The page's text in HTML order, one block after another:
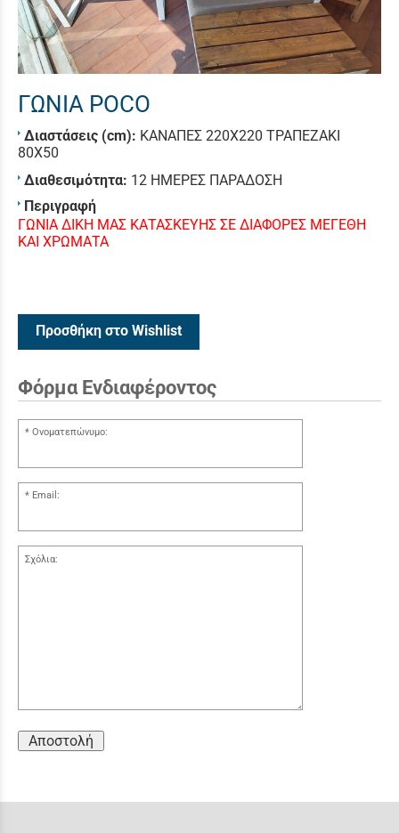
ΓΩΝΙΑ POCO
Διαστάσεις (cm): ΚΑΝΑΠΕΣ 220Χ220 ΤΡΑΠΕΖΑΚΙ
80Χ50
Διαθεσιμότητα: 12 ΗΜΕΡΕΣ ΠΑΡΑΔΟΣΗ
Περιγραφή
ΓΩΝΙΑ ΔΙΚΗ ΜΑΣ ΚΑΤΑΣΚΕΥΗΣ ΣΕ ΔΙΑΦΟΡΕΣ ΜΕΓΕΘΗ
ΚΑΙ ΧΡΩΜΑΤΑ
Προσθήκη στο Wishlist
Φόρμα Ενδιαφέροντος
Ονοματεπώνυμο:
Email:
Σχόλια:
Αποστολή